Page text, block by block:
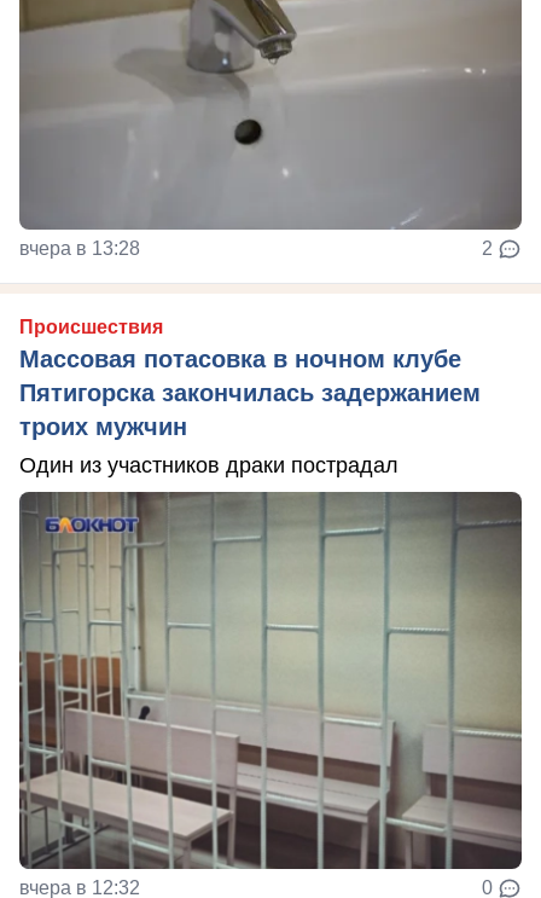
вчера в 13:28 2
Происшествия
Массовая потасовка в ночном клубе
Пятигорска закончилась задержанием
троих мужчин
Один из участников драки пострадал
вчера в 12:32 0